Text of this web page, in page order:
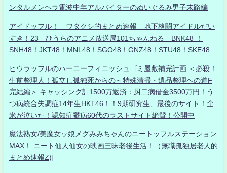
ンタルメンヘラ電波中年アルバイターのぬいぐるみ男子末路編
アイドッフル！ ワタクシ的まとめ速報 地下格闘アイドルだい
すき！23 ひうらのアニメ放送局101ちゃんねる BNK48 ！
SNH48！JKT48！MNL48！SGO48！GNZ48！STU48！SKE48
ヒウラッフルのハーニーフィニッシュゴミ屋敷補完計画 ＜必殺！
生前整理人！孤立し孤独死からの～特殊清掃・遺品整理への道F
完結編＞ キャッシング計1500万返済：厨二病借金3500万円！う
つ病統合失調症14年生HKT46！！9期研究生、最後のサイト！全
米が泣いた！認知症鬱病60代のラストサイト絶賛！公開中
魔法熟女/美魔女ッ娘メグみみちゃんのニートッフルステーション
MAX！ ニート仙人仙女の映画三昧老後生活！（無職孤独居老人的
まとめ速報Z)]